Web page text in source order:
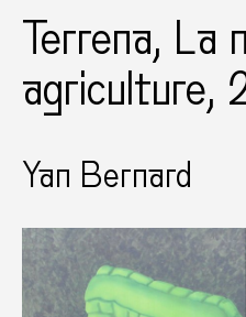
Terrena, La
agriculture,
Yan Bernard